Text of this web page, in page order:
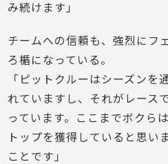
み続けます」
チームへの信頼も、強烈にフ
ろ楯になっている。
「ピットクルーはシーズンを
れていますし、それがレース
っています。ここまでボクら
トップを獲得していると思い
ことです」